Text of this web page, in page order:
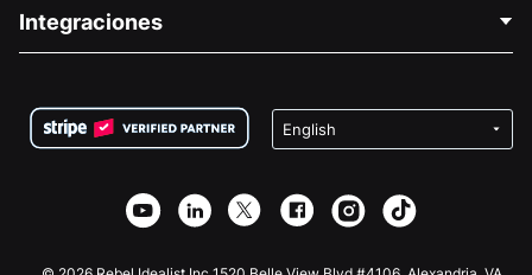
Carreras
Privacidad
Asociación de afiliados
Recaudación de fondos para fines médicos
Recaudación de fondos para escuelas
Integraciones
Plugin de donaciones de Wix
Aplicación de donaciones de Webflow
Donaciones de Joomla